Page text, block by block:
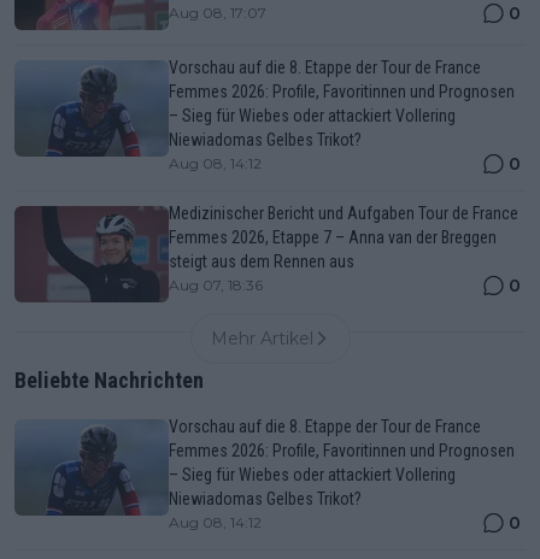
Aug 08, 17:07 0
Vorschau auf die 8. Etappe der Tour de France
Femmes 2026: Profile, Favoritinnen und Prognosen
– Sieg für Wiebes oder attackiert Vollering
Niewiadomas Gelbes Trikot?
Aug 08, 14:12 0
Medizinischer Bericht und Aufgaben Tour de France
Femmes 2026, Etappe 7 – Anna van der Breggen
steigt aus dem Rennen aus
Aug 07, 18:36 0
Mehr Artikel
Beliebte Nachrichten
Vorschau auf die 8. Etappe der Tour de France
Femmes 2026: Profile, Favoritinnen und Prognosen
– Sieg für Wiebes oder attackiert Vollering
Niewiadomas Gelbes Trikot?
Aug 08, 14:12 0